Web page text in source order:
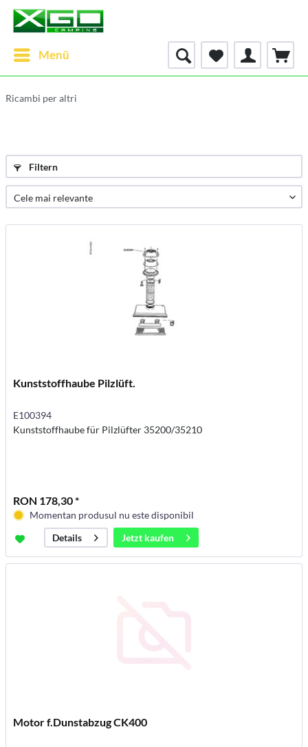
Menü
Ricambi per altri
Filtern
Kunststoffhaube Pilzlüft.
E100394
Kunststoffhaube für Pilzlüfter 35200/35210
RON 178,30 *
Momentan produsul nu este disponibil
Details
Jetzt kaufen
Motor f.Dunstabzug CK400